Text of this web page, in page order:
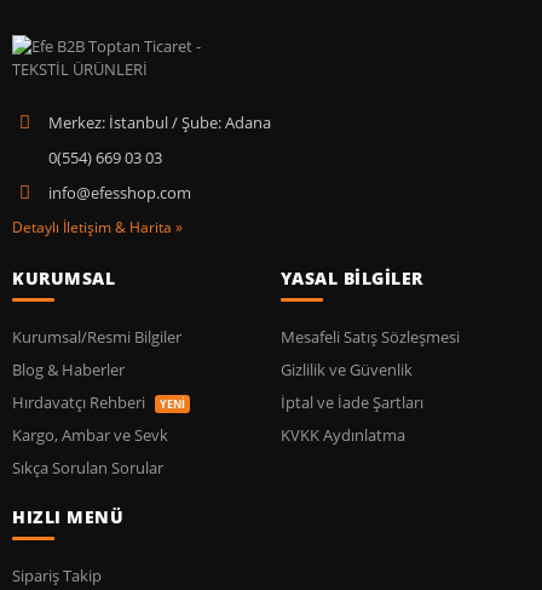
Merkez: İstanbul / Şube: Adana
0(554) 669 03 03
info@efesshop.com
Detaylı İletişim & Harita »
KURUMSAL
Kurumsal/Resmi Bilgiler
Blog & Haberler
Hırdavatçı Rehberi
YENİ
Kargo, Ambar ve Sevk
Sıkça Sorulan Sorular
YASAL BİLGİLER
Mesafeli Satış Sözleşmesi
Gizlilik ve Güvenlik
İptal ve İade Şartları
KVKK Aydınlatma
HIZLI MENÜ
Sipariş Takip